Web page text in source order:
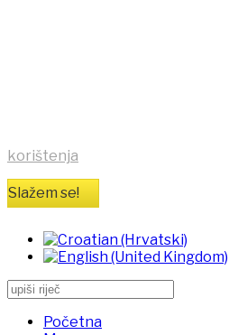
korištenja
Slažem se!
Početna